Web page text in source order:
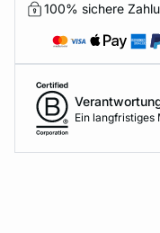
100% sichere
Ein langfristiges